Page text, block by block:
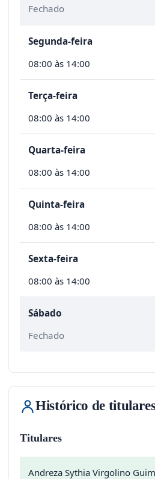
Fechado
Segunda-feira
08:00 às 14:00
Terça-feira
08:00 às 14:00
Quarta-feira
08:00 às 14:00
Quinta-feira
08:00 às 14:00
Sexta-feira
08:00 às 14:00
Sábado
Fechado
Histórico de
Titulares
Andreza Sythia Virgolino